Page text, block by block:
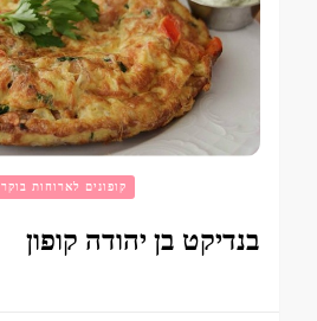
קופונים לארוחות בוקר
בנדיקט בן יהודה קופון